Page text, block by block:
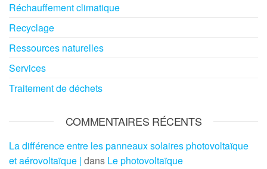
Réchauffement climatique
Recyclage
Ressources naturelles
Services
Traitement de déchets
COMMENTAIRES RÉCENTS
La différence entre les panneaux solaires photovoltaïque
et aérovoltaïque | dans Le photovoltaïque